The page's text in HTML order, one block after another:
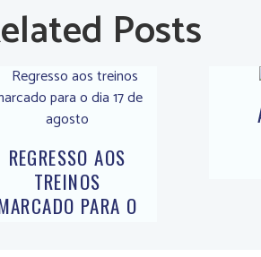
Posts
REGRESSO AOS
TREINOS
PARA O